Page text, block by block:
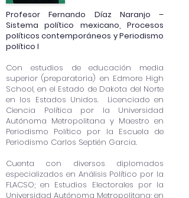
Profesor Fernando Díaz Naranjo –
Sistema político mexicano, Procesos
políticos contemporáneos y Periodismo
político I
Con estudios de educación media
superior (preparatoria) en Edmore High
School, en el Estado de Dakota del Norte
en los Estados Unidos. Licenciado en
Ciencia Política por la Universidad
Autónoma Metropolitana y Maestro en
Periodismo Político por la Escuela de
Periodismo Carlos Septién Garcia.
Cuenta con diversos diplomados
especializados en Análisis Político por la
FLACSO; en Estudios Electorales por la
Universidad Autónoma Metropolitana; en